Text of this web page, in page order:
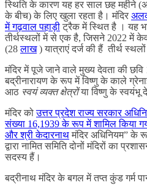
स्थिति के कारण यह हर साल छह
के बीच) के लिए खुला रहता है। मंदिर
मेंगढ़वाल पहाड़ीट्रैक में स्थित है । यह
तीर्थस्थलों में से एक है, जिसने 2022 में
(28लाख) यात्राएं दर्ज की हैं तीर्थ
मंदिर में पूजे जाने वाले मुख्य देवता की
बद्रीनारायण के रूप में विष्णु के काले
आठ स्वयं व्यक्त क्षेत्रोंया विष्णु के स्वयंभू
मंदिर कोउत्तर प्रदेश राज्य सरकार
संख्या 16,1939 के रूप में शामिल किया
और श्रीकेदारनाथमंदिर अधिनियम” के
द्वारा नामित समिति दोनों मंदिरों का
सदस्य हैं।
बद्रीनाथ मंदिर के बगल में तप्त कुंड गर्म